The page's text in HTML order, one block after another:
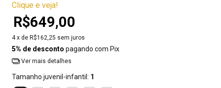
Clique e veja!
R$649,00
4 x de R$162,25 sem juros
5% de desconto pagando com Pix
Ver mais detalhes
Tamanho juvenil-infantil: 1